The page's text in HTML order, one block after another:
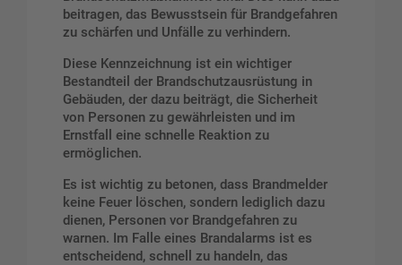
beitragen, das Bewusstsein für Brandgefahren
zu schärfen und Unfälle zu verhindern.
Diese Kennzeichnung ist ein wichtiger
Bestandteil der Brandschutzausrüstung in
Gebäuden, der dazu beiträgt, die Sicherheit
von Personen zu gewährleisten und im
Ernstfall eine schnelle Reaktion zu
ermöglichen.
Es ist wichtig zu betonen, dass Brandmelder
keine Feuer löschen, sondern lediglich dazu
dienen, Personen vor Brandgefahren zu
warnen. Im Falle eines Brandalarms ist es
entscheidend, schnell zu handeln, das